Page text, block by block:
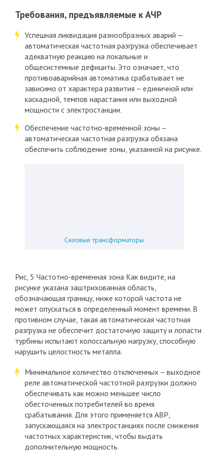
Требования, предъявляемые к АЧР
Успешная ликвидация разнообразных аварий —
автоматическая частотная разгрузка обеспечивает
адекватную реакцию на локальные и
общесистемные дефициты. Это означает, что
противоаварийная автоматика срабатывает не
зависимо от характера развития – единичной или
каскадной, темпов нарастания или выходной
мощности с электростанции.
Обеспечение частотно-временной зоны –
автоматическая частотная разгрузка обязана
обеспечить соблюдение зоны, указанной на рисунке.
Силовые трансформаторы
Рис, 5 Частотно-временная зона Как видите, на
рисунке указана заштрихованная область,
обозначающая границу, ниже которой частота не
может опускаться в определенный момент времени. В
противном случае, такая автоматическая частотная
разгрузка не обеспечит достаточную защиту и лопасти
турбины испытают колоссальную нагрузку, способную
нарушить целостность металла.
Минимальное количество отключенных – выходное
реле автоматической частотной разгрузки должно
обеспечивать как можно меньшее число
обесточенных потребителей во время
срабатывания. Для этого применяется АВР,
запускающаяся на электростанциях после снижения
частотных характеристик, чтобы выдать
дополнительную мощность.